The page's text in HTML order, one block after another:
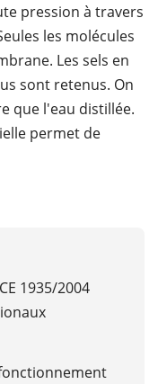
pression à travers
les molécules
Les sels en
sont retenus. On
que l'eau distillée.
permet de
1935/2004